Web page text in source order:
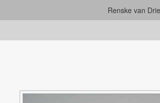
Renske van